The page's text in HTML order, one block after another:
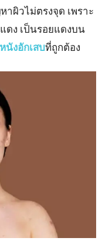
ผิวไม่ตรงจุด เพราะ
ดง เป็นรอยแดงบน
นังอักเสบที่ถูกต้อง